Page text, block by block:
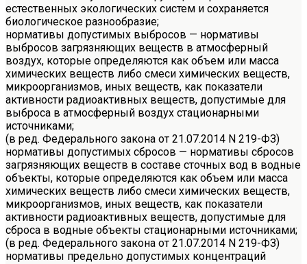
естественных экологических систем и сохраняется
биологическое разнообразие;
нормативы допустимых выбросов — нормативы
выбросов загрязняющих веществ в атмосферный
воздух, которые определяются как объем или масса
химических веществ либо смеси химических веществ,
микроорганизмов, иных веществ, как показатели
активности радиоактивных веществ, допустимые для
выброса в атмосферный воздух стационарными
источниками;
(в ред. Федерального закона от 21.07.2014 N 219-ФЗ)
нормативы допустимых сбросов — нормативы сбросов
загрязняющих веществ в составе сточных вод в водные
объекты, которые определяются как объем или масса
химических веществ либо смеси химических веществ,
микроорганизмов, иных веществ, как показатели
активности радиоактивных веществ, допустимые для
сброса в водные объекты стационарными источниками;
(в ред. Федерального закона от 21.07.2014 N 219-ФЗ)
нормативы предельно допустимых концентраций